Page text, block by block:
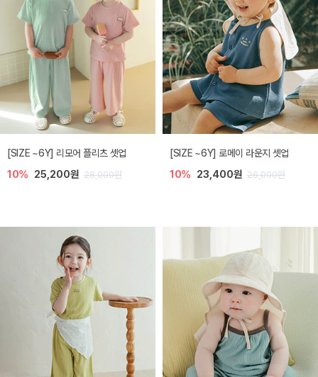
[SIZE ~6Y] 리모어 플리츠 셋업
10% 25,200원 28,000원
[SIZE ~6Y] 로메이 라운지 셋업
10% 23,400원 26,000원